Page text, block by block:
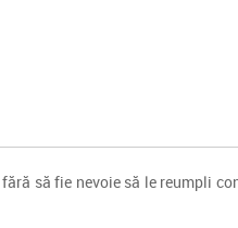
să fie nevoie să le reumpli